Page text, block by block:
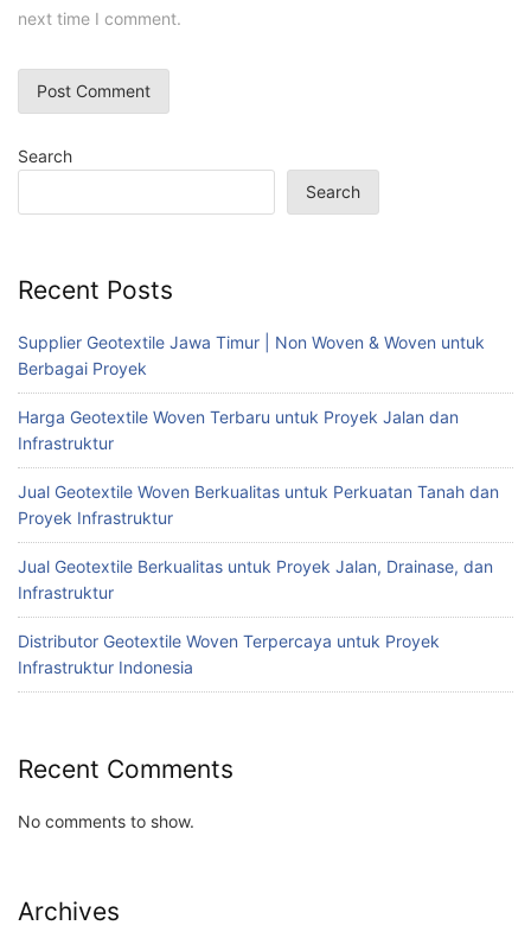
next time I comment.
Search
Search
Recent Posts
Supplier Geotextile Jawa Timur | Non Woven & Woven untuk
Berbagai Proyek
Harga Geotextile Woven Terbaru untuk Proyek Jalan dan
Infrastruktur
Jual Geotextile Woven Berkualitas untuk Perkuatan Tanah dan
Proyek Infrastruktur
Jual Geotextile Berkualitas untuk Proyek Jalan, Drainase, dan
Infrastruktur
Distributor Geotextile Woven Terpercaya untuk Proyek
Infrastruktur Indonesia
Recent Comments
No comments to show.
Archives